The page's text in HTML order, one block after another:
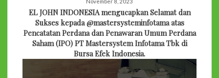
November 8, 2023
EL JOHN INDONESIA mengucapkan Selamat dan
Sukses kepada @mastersysteminfotama atas
Pencatatan Perdana dan Penawaran Umum Perdana
Saham (IPO) PT Mastersystem Infotama Tbk di
Bursa Efek Indonesia.